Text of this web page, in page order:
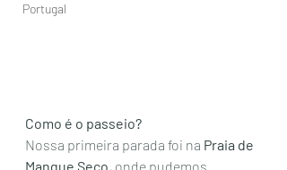
Portugal
Como é o passeio?
Nossa primeira parada foi na Praia de
Mangue Seco, onde pudemos